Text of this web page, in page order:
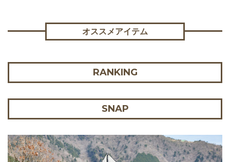
オススメアイテム
RANKING
SNAP